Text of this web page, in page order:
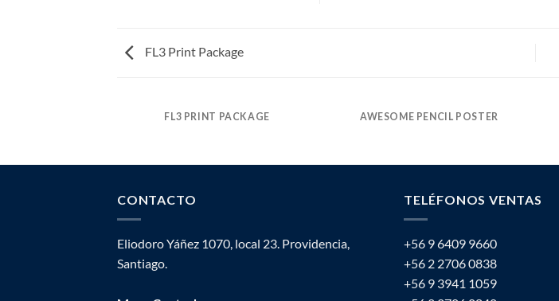
FL3 Print Package
FL3 PRINT PACKAGE AWESOME PENCIL POSTER
CONTACTO
Eliodoro Yáñez 1070, local 23. Providencia,
Santiago.
TELÉFONOS VENTAS
+56 9 6409 9660
+56 2 2706 0838
+56 9 3941 1059